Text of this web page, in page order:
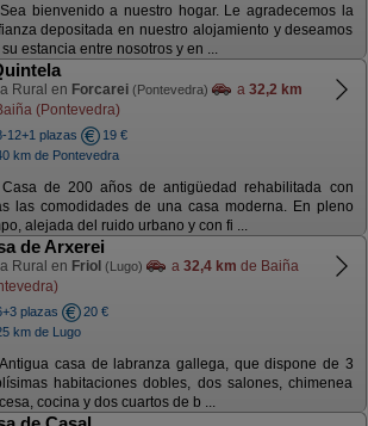
Sea bienvenido a nuestro hogar. Le agradecemos la
depositada en nuestro alojamiento y deseamos
estancia entre nosotros y en ...
Rural en Forcarei (Pontevedra) a 32,2 km
(Pontevedra)
12+1 plazas
19 €
km de Pontevedra
Casa de 200 años de antigüedad rehabilitada con
las comodidades de una casa moderna. En pleno
alejada del ruido urbano y con fi ...
de Arxerei
Rural en Friol (Lugo) a 32,4 km de Baiña
plazas
20 €
km de Lugo
Antigua casa de labranza gallega, que dispone de 3
habitaciones dobles, dos salones, chimenea
cocina y dos cuartos de b ...